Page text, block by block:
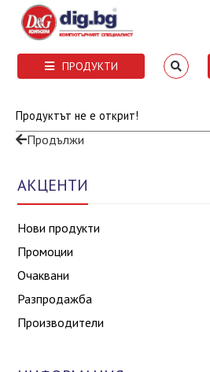
ПРОДУКТИ
Продуктът не е открит!
Продължи
АКЦЕНТИ
Нови продукти
Промоции
Очаквани
Разпродажба
Производители